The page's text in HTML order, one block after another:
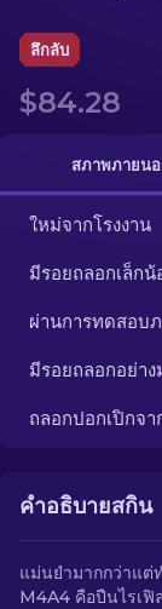
มีด
ถุงมือ
กล่อง
อื่น ๆ
ลึกลับ
$84.28
สภาพภายน
ใหม่จากโรงงาน
มีรอยถลอกเล็กน้
ผ่านการทดสอบ
มีรอยถลอกอย่าง
ถลอกปอกเปิกจา
คำอธิบายสกิน
แม่นยำมากกว่าแต่
M4A4 คือปืนไรเ